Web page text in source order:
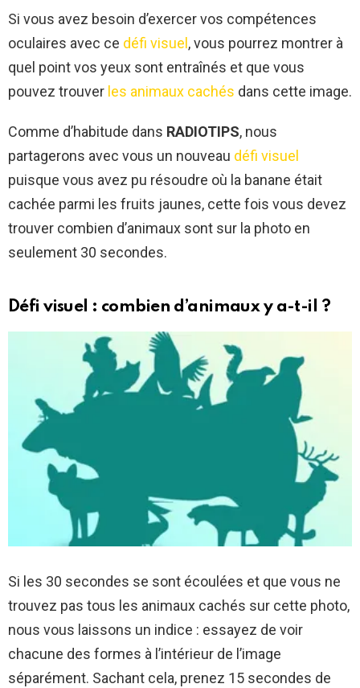
Si vous avez besoin d’exercer vos compétences
oculaires avec ce défi visuel , vous pourrez montrer à
quel point vos yeux sont entraînés et que vous
pouvez trouver les animaux cachés dans cette image.
Comme d’habitude dans RADIOTIPS, nous
partagerons avec vous un nouveau défi visuel
puisque vous avez pu résoudre où la banane était
cachée parmi les fruits jaunes, cette fois vous devez
trouver combien d’animaux sont sur la photo en
seulement 30 secondes.
Défi visuel : combien d’animaux y a-t-il ?
Si les 30 secondes se sont écoulées et que vous ne
trouvez pas tous les animaux cachés sur cette photo,
nous vous laissons un indice : essayez de voir
chacune des formes à l’intérieur de l’image
séparément. Sachant cela, prenez 15 secondes de